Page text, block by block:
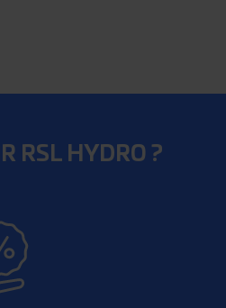
RSL HYDRO ?